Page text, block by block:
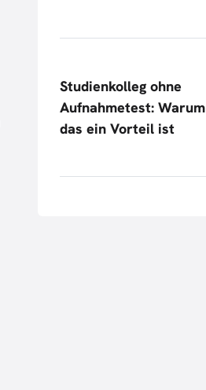
Studienkolleg ohne
Aufnahmetest: Warum
das ein Vorteil ist